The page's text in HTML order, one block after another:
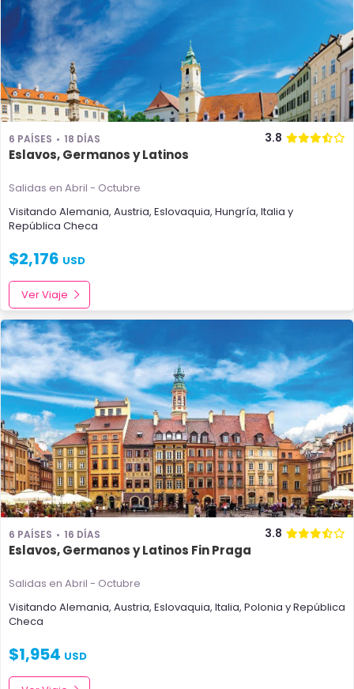
6 PAÍSES 18 DÍAS 3.8
Eslavos, Germanos y Latinos
Salidas en Abril - Octubre
Visitando Alemania, Austria, Eslovaquia, Hungría, Italia y
República Checa
$2,176 USD
Ver Viaje
6 PAÍSES 16 DÍAS 3.8
Eslavos, Germanos y Latinos Fin Praga
Salidas en Abril - Octubre
Visitando Alemania, Austria, Eslovaquia, Italia, Polonia yRepública
Checa
$1,954 USD